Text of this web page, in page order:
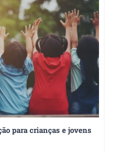
para crianças e jovens